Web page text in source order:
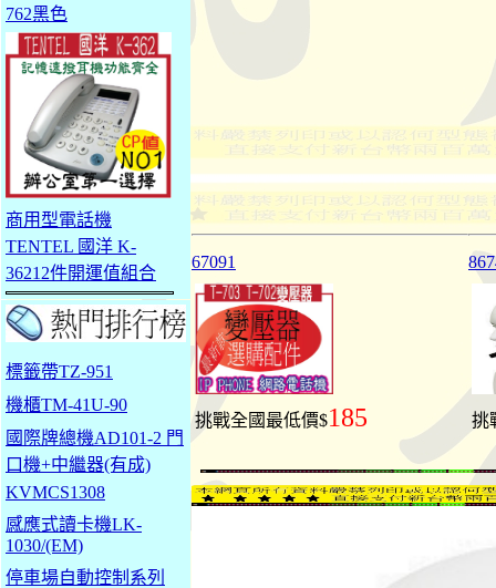
762黑色
商用型電話機
TENTEL 國洋 K-
36212件開運值組合
標籤帶TZ-951
機櫃TM-41U-90
國際牌總機AD101-2 門
口機+中繼器(有成)
KVMCS1308
感應式讀卡機LK-
1030/(EM)
停車場自動控制系列
67091
挑戰全國最低價$185 挑